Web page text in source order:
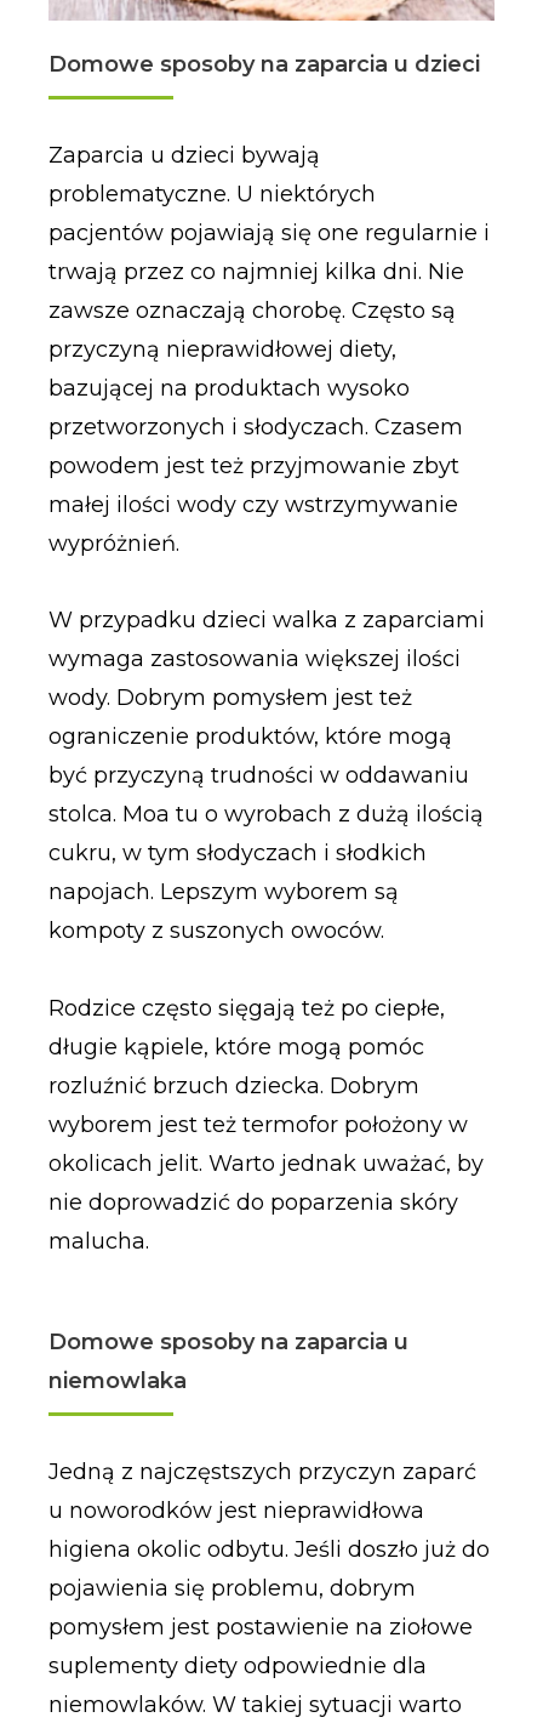
Domowe sposoby na zaparcia u dzieci
Zaparcia u dzieci bywają
problematyczne. U niektórych
pacjentów pojawiają się one regularnie i
trwają przez co najmniej kilka dni. Nie
zawsze oznaczają chorobę. Często są
przyczyną nieprawidłowej diety,
bazującej na produktach wysoko
przetworzonych i słodyczach. Czasem
powodem jest też przyjmowanie zbyt
małej ilości wody czy wstrzymywanie
wypróżnień.
W przypadku dzieci walka z zaparciami
wymaga zastosowania większej ilości
wody. Dobrym pomysłem jest też
ograniczenie produktów, które mogą
być przyczyną trudności w oddawaniu
stolca. Moa tu o wyrobach z dużą ilością
cukru, w tym słodyczach i słodkich
napojach. Lepszym wyborem są
kompoty z suszonych owoców.
Rodzice często sięgają też po ciepłe,
długie kąpiele, które mogą pomóc
rozluźnić brzuch dziecka. Dobrym
wyborem jest też termofor położony w
okolicach jelit. Warto jednak uważać, by
nie doprowadzić do poparzenia skóry
malucha.
Domowe sposoby na zaparcia u
niemowlaka
Jedną z najczęstszych przyczyn zaparć
u noworodków jest nieprawidłowa
higiena okolic odbytu. Jeśli doszło już do
pojawienia się problemu, dobrym
pomysłem jest postawienie na ziołowe
suplementy diety odpowiednie dla
niemowlaków. W takiej sytuacji warto